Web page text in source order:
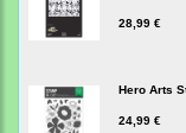
28,99 €
Hero Arts
24,99 €